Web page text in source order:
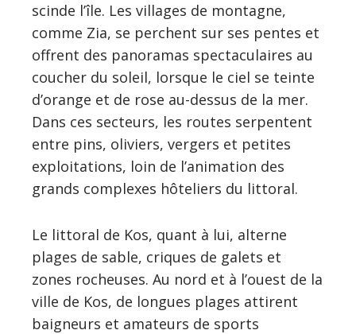
scinde l’île. Les villages de montagne,
comme Zia, se perchent sur ses pentes et
offrent des panoramas spectaculaires au
coucher du soleil, lorsque le ciel se teinte
d’orange et de rose au-dessus de la mer.
Dans ces secteurs, les routes serpentent
entre pins, oliviers, vergers et petites
exploitations, loin de l’animation des
grands complexes hôteliers du littoral.
Le littoral de Kos, quant à lui, alterne
plages de sable, criques de galets et
zones rocheuses. Au nord et à l’ouest de la
ville de Kos, de longues plages attirent
baigneurs et amateurs de sports